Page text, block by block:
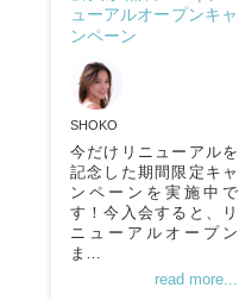
ューアルオープンキャ
ンペーン
SHOKO
今だけリニューアルを
記念した期間限定キャ
ンペーンを実施中で
す！今入会すると、リ
ニューアルオープン
ま…
read more...